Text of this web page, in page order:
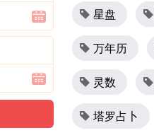
星盘
万年历
灵数
塔罗占卜